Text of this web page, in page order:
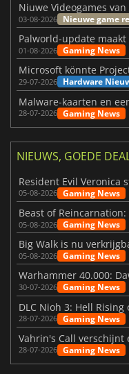
03-08-2026 Nieuwe game
01-08-2026 Gaming News
29-07-2026 Hardware
28-07-2026 Gaming News
NIEUWS, GOEDE
05-08-2026 Gaming News
05-08-2026 Gaming News
05-08-2026 Gaming News
30-07-2026 Gaming News
DLC Nioh 3: Hell
28-07-2026 Gaming News
28-07-2026 Gaming News